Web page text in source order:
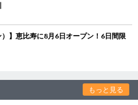
】恵比寿に8月6日オープン！6日間限
もっと見る